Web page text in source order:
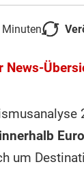
Minuten
um